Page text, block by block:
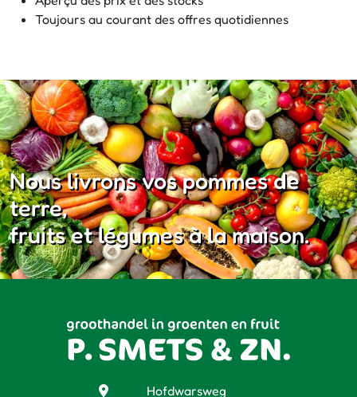
Toujours au courant des offres quotidiennes
Nous livrons vos pommes de
terre,
fruits et légumes à la maison.
Hofdwarsweg